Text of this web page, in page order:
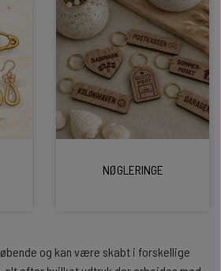
NØGLERINGE
og kan være skabt i forskellige